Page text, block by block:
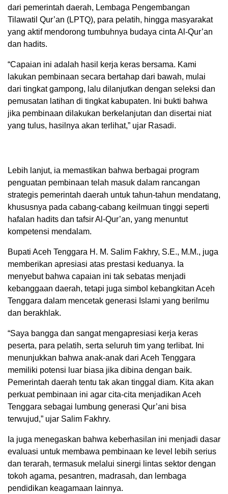
dari pemerintah daerah, Lembaga Pengembangan
Tilawatil Qur’an (LPTQ), para pelatih, hingga masyarakat
yang aktif mendorong tumbuhnya budaya cinta Al-Qur’an
dan hadits.
“Capaian ini adalah hasil kerja keras bersama. Kami
lakukan pembinaan secara bertahap dari bawah, mulai
dari tingkat gampong, lalu dilanjutkan dengan seleksi dan
pemusatan latihan di tingkat kabupaten. Ini bukti bahwa
jika pembinaan dilakukan berkelanjutan dan disertai niat
yang tulus, hasilnya akan terlihat,” ujar Rasadi.
Lebih lanjut, ia memastikan bahwa berbagai program
penguatan pembinaan telah masuk dalam rancangan
strategis pemerintah daerah untuk tahun-tahun mendatang,
khususnya pada cabang-cabang keilmuan tinggi seperti
hafalan hadits dan tafsir Al-Qur’an, yang menuntut
kompetensi mendalam.
Bupati Aceh Tenggara H. M. Salim Fakhry, S.E., M.M., juga
memberikan apresiasi atas prestasi keduanya. Ia
menyebut bahwa capaian ini tak sebatas menjadi
kebanggaan daerah, tetapi juga simbol kebangkitan Aceh
Tenggara dalam mencetak generasi Islami yang berilmu
dan berakhlak.
“Saya bangga dan sangat mengapresiasi kerja keras
peserta, para pelatih, serta seluruh tim yang terlibat. Ini
menunjukkan bahwa anak-anak dari Aceh Tenggara
memiliki potensi luar biasa jika dibina dengan baik.
Pemerintah daerah tentu tak akan tinggal diam. Kita akan
perkuat pembinaan ini agar cita-cita menjadikan Aceh
Tenggara sebagai lumbung generasi Qur’ani bisa
terwujud,” ujar Salim Fakhry.
Ia juga menegaskan bahwa keberhasilan ini menjadi dasar
evaluasi untuk membawa pembinaan ke level lebih serius
dan terarah, termasuk melalui sinergi lintas sektor dengan
tokoh agama, pesantren, madrasah, dan lembaga
pendidikan keagamaan lainnya.